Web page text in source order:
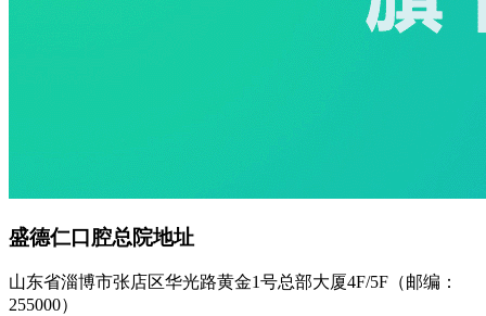
盛德仁口腔总院地址
山东省淄博市张店区华光路黄金1号总部大厦4F/5F（邮编：
255000）